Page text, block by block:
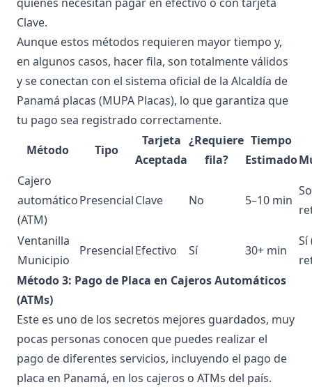
Clave.
Aunque estos métodos requieren mayor tiempo y,
en algunos casos, hacer fila, son totalmente válidos
y se conectan con el sistema oficial de la Alcaldía de
Panamá placas (MUPA Placas), lo que garantiza que
tu pago sea registrado correctamente.
Método
Tipo
Tarjeta
Aceptada
¿Requiere
fila?
Tiempo
Estimado
Cajero
automático
(ATM)
PresencialClave No 5–10 min
Ventanilla
Municipio
PresencialEfectivo Sí 30+ min
Sí
Método 3: Pago de Placa en Cajeros Automáticos
(ATMs)
Este es uno de los secretos mejores guardados, muy
pocas personas conocen que puedes realizar el
pago de diferentes servicios, incluyendo el pago de
placa en Panamá, en los cajeros o ATMs del país.